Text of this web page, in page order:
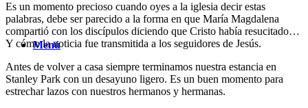
Menú
Es un momento precioso cuando oyes a la iglesia decir estas
palabras, debe ser parecido a la forma en que María Magdalena
compartió con los discípulos diciendo que Cristo había resucitado…
Y cómo la noticia fue transmitida a los seguidores de Jesús.
Antes de volver a casa siempre terminamos nuestra estancia en
Stanley Park con un desayuno ligero. Es un buen momento para
estrechar lazos con nuestros hermanos y hermanas.